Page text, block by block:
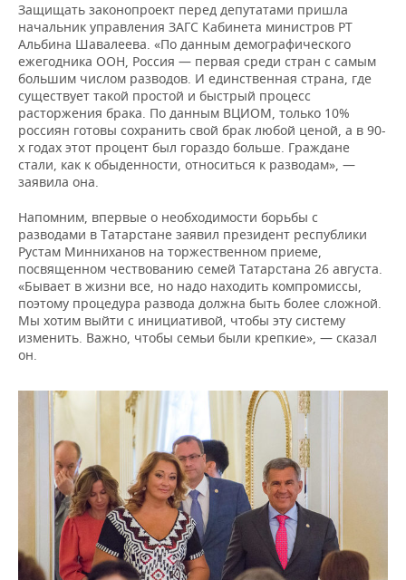
ВОДНЫЕ ВИДЫ СПОРТА
ХОККЕЙ С МЯЧОМ
ОБРАЗОВАНИЕ
ПРОИСШЕСТВИЯ
Защищать законопроект перед депутатами пришла
начальник управления ЗАГС Кабинета министров РТ
Альбина Шавалеева. «По данным демографического
ежегодника ООН, Россия — первая среди стран с самым
большим числом разводов. И единственная страна, где
существует такой простой и быстрый процесс
расторжения брака. По данным ВЦИОМ, только 10%
россиян готовы сохранить свой брак любой ценой, а в 90-
х годах этот процент был гораздо больше. Граждане
стали, как к обыденности, относиться к разводам», —
заявила она.
Напомним, впервые о необходимости борьбы с
разводами в Татарстане заявил президент республики
Рустам Минниханов на торжественном приеме,
посвященном чествованию семей Татарстана 26 августа.
«Бывает в жизни все, но надо находить компромиссы,
поэтому процедура развода должна быть более сложной.
Мы хотим выйти с инициативой, чтобы эту систему
изменить. Важно, чтобы семьи были крепкие», — сказал
он.